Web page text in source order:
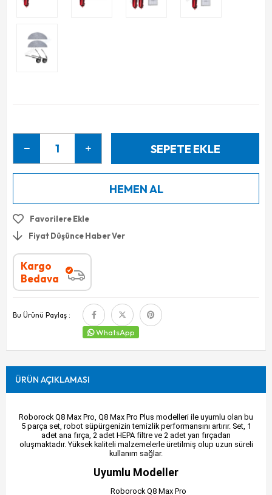
Favorilere Ekle
Fiyat Düşünce Haber Ver
Kargo
Bedava
Bu Ürünü Paylaş :
WhatsApp
ÜRÜN AÇIKLAMASI
Roborock Q8 Max Pro, Q8 Max Pro Plus modelleri ile uyumlu olan bu
5 parça set, robot süpürgenizin temizlik performansını artırır. Set, 1
adet ana fırça, 2 adet HEPA filtre ve 2 adet yan fırçadan
oluşmaktadır. Yüksek kaliteli malzemelerle üretilmiş olup uzun süreli
kullanım sağlar.
Uyumlu Modeller
Roborock Q8 Max Pro